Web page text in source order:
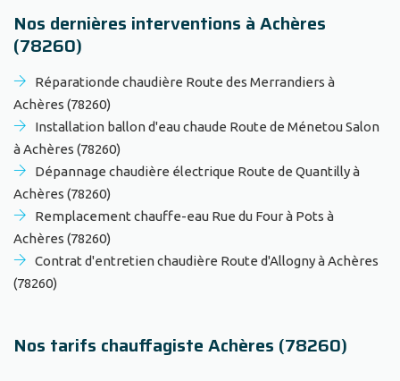
Nos dernières interventions à Achères
(78260)
Réparationde chaudière Route des Merrandiers à
Achères (78260)
Installation ballon d'eau chaude Route de Ménetou Salon
à Achères (78260)
Dépannage chaudière électrique Route de Quantilly à
Achères (78260)
Remplacement chauffe-eau Rue du Four à Pots à
Achères (78260)
Contrat d'entretien chaudière Route d'Allogny à Achères
(78260)
Nos tarifs chauffagiste Achères (78260)